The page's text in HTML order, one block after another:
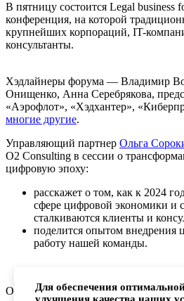
В пятницу состоится Legal business
конференция, на которой
крупнейших корпораций, IT-
консультанты.
Хэдлайнеры форума — Владимир
Онищенко, Анна Серебрякова,
«Аэрофлот», «Хэдхантер»,
многие другие.
Управляющий партнер Ольга
O2 Consulting в сессии о
цифровую эпоху:
расскажет о том, как к 2024
сфере цифровой экономики и
сталкиваются клиенты и
поделится опытом внедрения
работу нашей команды.
О2 Consulting — лидер цифровой
Для обеспечения